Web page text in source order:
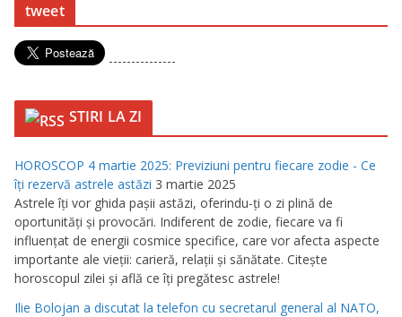
tweet
---------------
STIRI LA ZI
HOROSCOP 4 martie 2025: Previziuni pentru fiecare zodie - Ce
îţi rezervă astrele astăzi 3 martie 2025
Astrele îţi vor ghida paşii astăzi, oferindu-ţi o zi plină de
oportunităţi şi provocări. Indiferent de zodie, fiecare va fi
influenţat de energii cosmice specifice, care vor afecta aspecte
importante ale vieţii: carieră, relaţii şi sănătate. Citeşte
horoscopul zilei şi află ce îţi pregătesc astrele!
Ilie Bolojan a discutat la telefon cu secretarul general al NATO,